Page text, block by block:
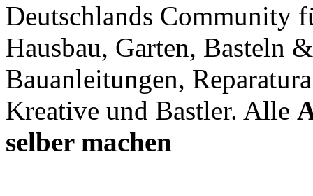
Deutschlands Community
Hausbau, Garten, Basteln
Bauanleitungen,
Kreative und Bastler. Alle
selber machen